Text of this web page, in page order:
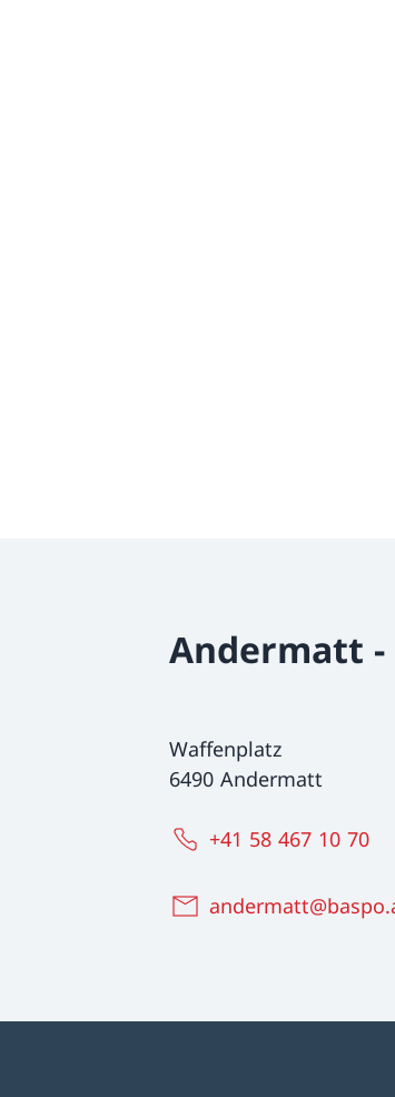
Andermatt -
Waffenplatz
6490 Andermatt
+41 58 467 10 70